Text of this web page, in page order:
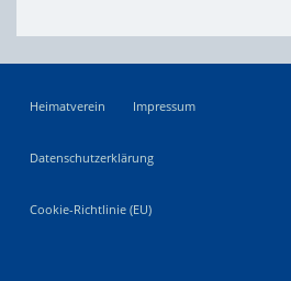
Heimatverein Impressum
Datenschutzerklärung
Cookie-Richtlinie (EU)